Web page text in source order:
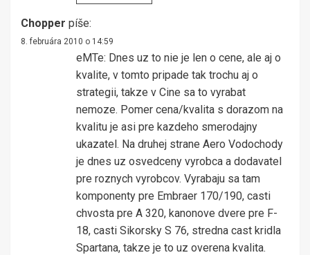
Chopper píše:
8. februára 2010 o 14:59
eMTe: Dnes uz to nie je len o cene, ale aj o
kvalite, v tomto pripade tak trochu aj o
strategii, takze v Cine sa to vyrabat
nemoze. Pomer cena/kvalita s dorazom na
kvalitu je asi pre kazdeho smerodajny
ukazatel. Na druhej strane Aero Vodochody
je dnes uz osvedceny vyrobca a dodavatel
pre roznych vyrobcov. Vyrabaju sa tam
komponenty pre Embraer 170/190, casti
chvosta pre A 320, kanonove dvere pre F-
18, casti Sikorsky S 76, stredna cast kridla
Spartana, takze je to uz overena kvalita.